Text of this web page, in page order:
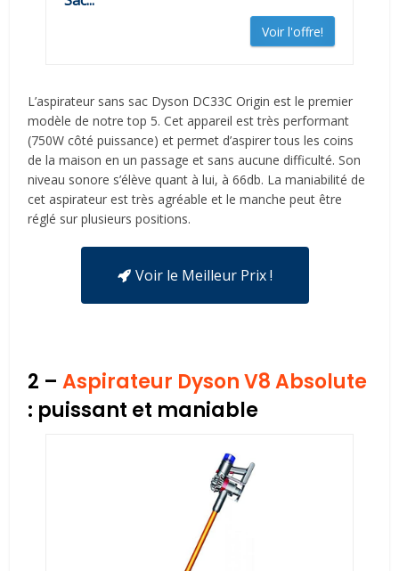
Voir l'offre!
L’aspirateur sans sac Dyson DC33C Origin est le premier
modèle de notre top 5. Cet appareil est très performant
(750W côté puissance) et permet d’aspirer tous les coins
de la maison en un passage et sans aucune difficulté. Son
niveau sonore s’élève quant à lui, à 66db. La maniabilité de
cet aspirateur est très agréable et le manche peut être
réglé sur plusieurs positions.
Voir le Meilleur Prix !
2 –Aspirateur Dyson V8 Absolute
: puissant et maniable